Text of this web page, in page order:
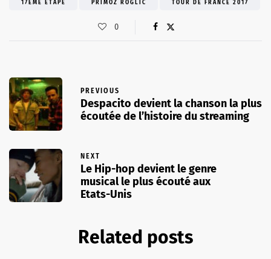
17ÈME ÉTAPE PRIMOZ ROGLIC TOUR DE FRANCE 2017
0
PREVIOUS
Despacito devient la chanson la plus
écoutée de l’histoire du streaming
NEXT
Le Hip-hop devient le genre
musical le plus écouté aux
Etats-Unis
Related posts